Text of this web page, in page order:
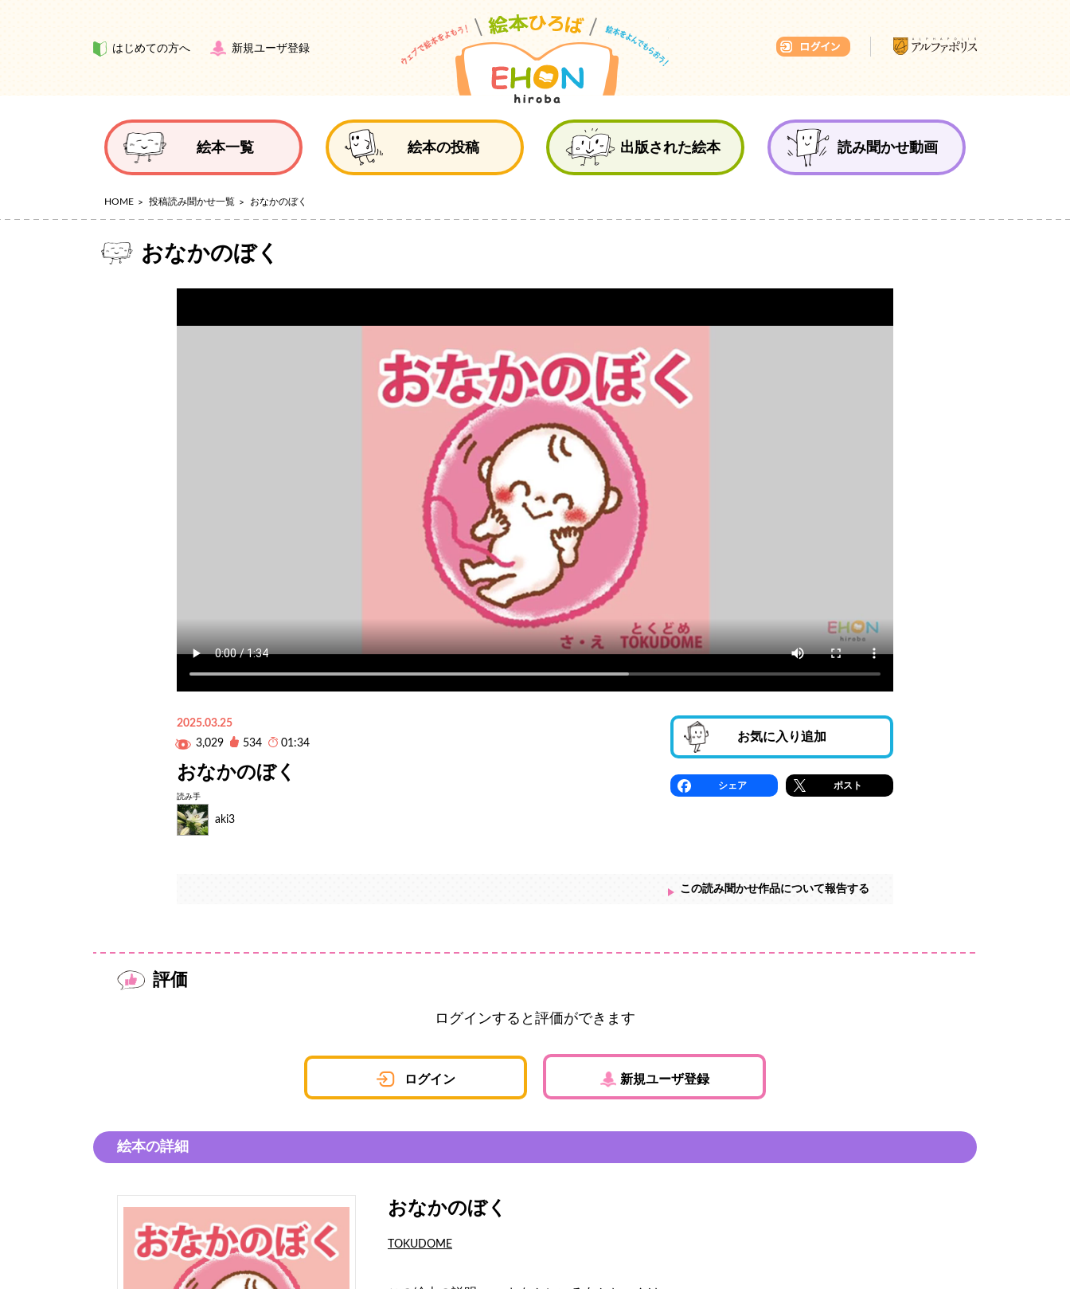
はじめての方へ 新規ユーザ登録
絵本一覧 絵本の投稿 出版された絵本 読み聞かせ動画
HOME 投稿読み聞かせ一覧 おなかのぼく
おなかのぼく
2025.03.25
3,029
534 01:34
おなかのぼく
読み手
aki3
お気に入り追加
シェア ポスト
この読み聞かせ作品について報告する
評価
ログインすると評価ができます
ログイン 新規ユーザ登録
絵本の詳細
おなかのぼく
TOKUDOME